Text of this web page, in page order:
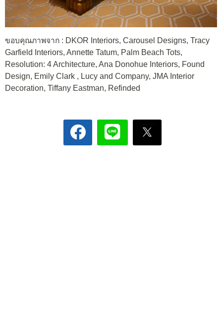
ขอบคุณภาพจาก : DKOR Interiors, Carousel Designs, Tracy
Garfield Interiors, Annette Tatum, Palm Beach Tots,
Resolution: 4 Architecture, Ana Donohue Interiors, Found
Design, Emily Clark , Lucy and Company, JMA Interior
Decoration, Tiffany Eastman, Refinded